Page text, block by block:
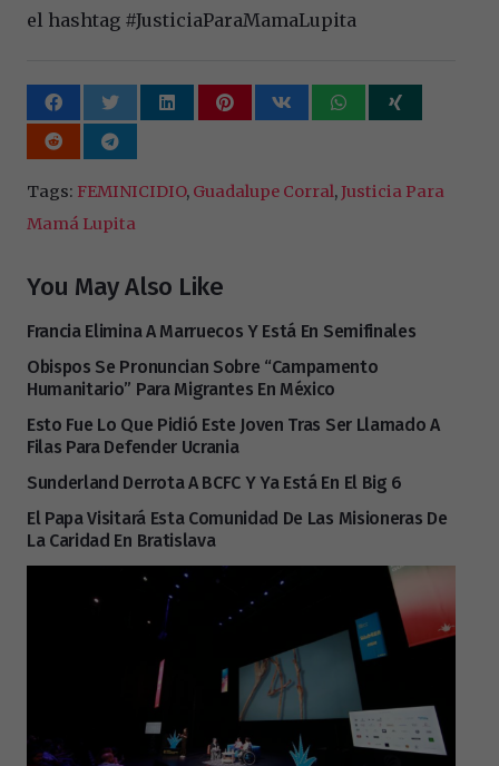
el hashtag #JusticiaParaMamaLupita
Tags: FEMINICIDIO, Guadalupe Corral, Justicia Para
Mamá Lupita
You May Also Like
Francia Elimina A Marruecos Y Está En Semifinales
Obispos Se Pronuncian Sobre “campamento
Humanitario” Para Migrantes En México
Esto Fue Lo Que Pidió Este Joven Tras Ser Llamado A
Filas Para Defender Ucrania
Sunderland Derrota A BCFC Y Ya Está En El Big 6
El Papa Visitará Esta Comunidad De Las Misioneras De
La Caridad En Bratislava